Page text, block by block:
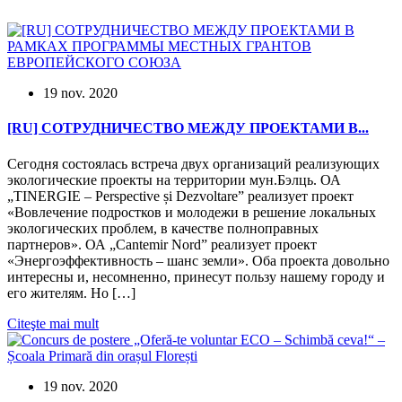
19 nov. 2020
[RU] СОТРУДНИЧЕСТВО МЕЖДУ ПРОЕКТАМИ В...
Сегодня состоялась встреча двух организаций реализующих
экологические проекты на территории мун.Бэлць. ОА
„TINERGIE – Perspective și Dezvoltare” реализует проект
«Вовлечение подростков и молодежи в решение локальных
экологических проблем, в качестве полноправных
партнеров». ОА „Cantemir Nord” реализует проект
«Энергоэффективность – шанс земли». Оба проекта довольно
интересны и, несомненно, принесут пользу нашему городу и
его жителям. Но […]
Citeşte mai mult
19 nov. 2020